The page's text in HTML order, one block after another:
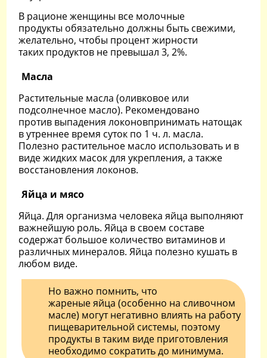
В рационе женщины все молочные
продукты обязательно должны быть свежими,
желательно, чтобы процент жирности
таких продуктов не превышал 3, 2%.
Масла
Растительные масла (оливковое или
подсолнечное масло). Рекомендовано
против выпадения локоновпринимать натощак
в утреннее время суток по 1 ч. л. масла.
Полезно растительное масло использовать и в
виде жидких масок для укрепления, а также
восстановления локонов.
Яйца и мясо
Яйца. Для организма человека яйца выполняют
важнейшую роль. Яйца в своем составе
содержат большое количество витаминов и
различных минералов. Яйца полезно кушать в
любом виде.
Но важно помнить, что
жареные яйца (особенно на сливочном
масле) могут негативно влиять на работу
пищеварительной системы, поэтому
продукты в таким виде приготовления
необходимо сократить до минимума.